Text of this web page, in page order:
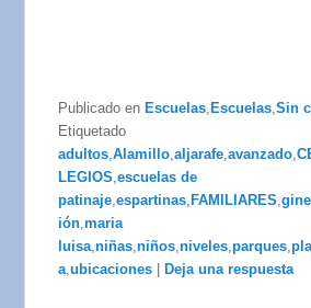
Publicado en Escuelas ,Escuelas ,Sin
Etiquetado
adultos ,Alamillo ,aljarafe ,avanzado ,
LEGIOS ,escuelas de
patinaje ,espartinas ,FAMILIARES ,
ión ,maria
luisa ,niñas ,niños ,niveles ,parques ,
a ,ubicaciones |Deja una respuesta